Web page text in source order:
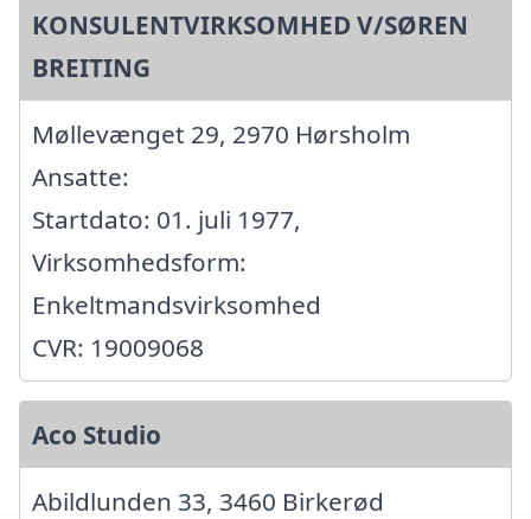
KONSULENTVIRKSOMHED V/SØREN
BREITING
Møllevænget 29, 2970 Hørsholm
Ansatte:
Startdato: 01. juli 1977,
Virksomhedsform:
Enkeltmandsvirksomhed
CVR: 19009068
Aco Studio
Abildlunden 33, 3460 Birkerød